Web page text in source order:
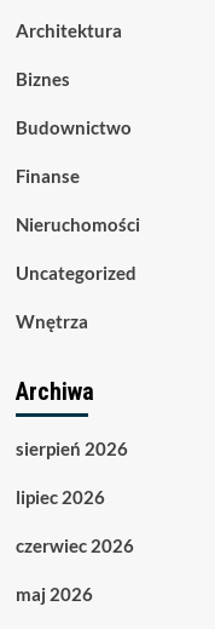
Architektura
Biznes
Budownictwo
Finanse
Nieruchomości
Uncategorized
Wnętrza
Archiwa
sierpień 2026
lipiec 2026
czerwiec 2026
maj 2026